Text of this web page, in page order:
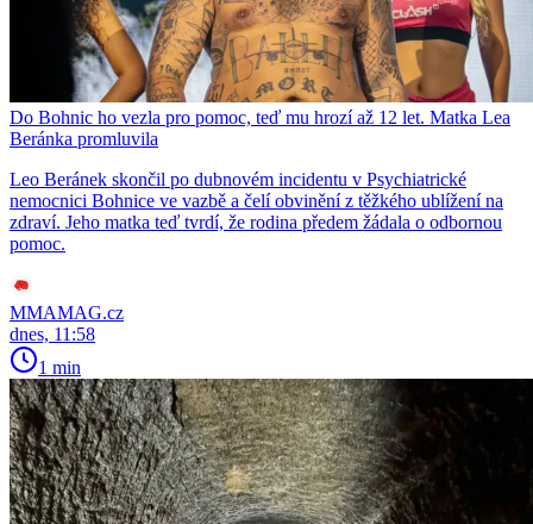
Do Bohnic ho vezla pro pomoc, teď mu hrozí až 12 let. Matka Lea
Beránka promluvila
Leo Beránek skončil po dubnovém incidentu v Psychiatrické
nemocnici Bohnice ve vazbě a čelí obvinění z těžkého ublížení na
zdraví. Jeho matka teď tvrdí, že rodina předem žádala o odbornou
pomoc.
MMAMAG.cz
dnes, 11:58
1 min